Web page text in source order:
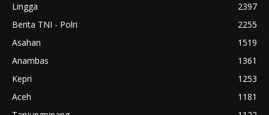
Lingga
2397
Berita TNI - Polri
2255
Asahan
1519
Anambas
1361
Kepri
1253
Aceh
1181